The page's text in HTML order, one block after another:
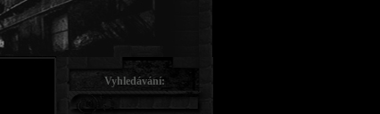
Vyhledávání: